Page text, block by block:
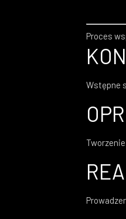
Proces
Wstępne